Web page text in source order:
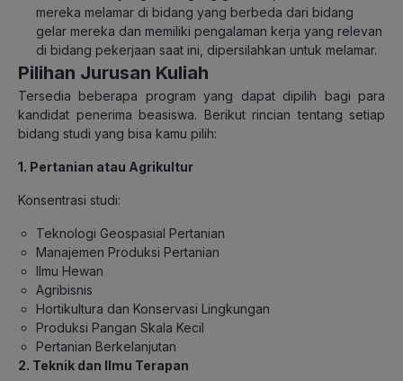
mereka melamar di bidang yang berbeda dari bidang
gelar mereka dan memiliki pengalaman kerja yang relevan
di bidang pekerjaan saat ini, dipersilahkan untuk melamar.
Pilihan Jurusan Kuliah
Tersedia beberapa program yang dapat dipilih bagi para
kandidat penerima beasiswa. Berikut rincian tentang setiap
bidang studi yang bisa kamu pilih:
1. Pertanian atau Agrikultur
Konsentrasi studi:
Teknologi Geospasial Pertanian
Manajemen Produksi Pertanian
Ilmu Hewan
Agribisnis
Hortikultura dan Konservasi Lingkungan
Produksi Pangan Skala Kecil
Pertanian Berkelanjutan
2. Teknik dan Ilmu Terapan